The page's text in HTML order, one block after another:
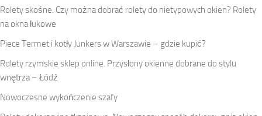
Rolety skośne. Czy można dobrać rolety do nietypowych okien? Rolety
na okna łukowe
Piece Termet i kotły Junkers w Warszawie – gdzie kupić?
Rolety rzymskie sklep online. Przysłony okienne dobrane do stylu
wnętrza – Łódź
Nowoczesne wykończenie szafy